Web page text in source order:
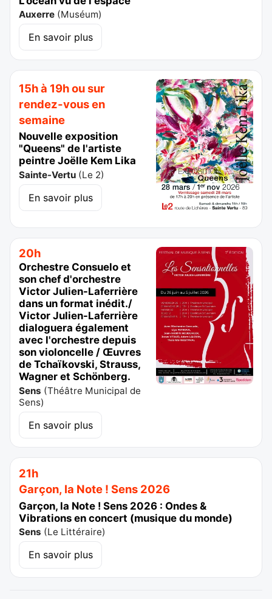
Auxerre (Muséum)
En savoir plus
15h à 19h ou sur
rendez-vous en
semaine
Nouvelle exposition
"Queens" de l'artiste
peintre Joëlle Kem Lika
Sainte-Vertu (Le 2)
En savoir plus
20h
Orchestre Consuelo et
son chef d'orchestre
Victor Julien-Laferrière
dans un format inédit./
Victor Julien-Laferrière
dialoguera également
avec l'orchestre depuis
son violoncelle / Œuvres
de Tchaïkovski, Strauss,
Wagner et Schönberg.
Sens (Théâtre Municipal de
Sens)
En savoir plus
21h
Garçon, la Note ! Sens 2026
Garçon, la Note ! Sens 2026 : Ondes &
Vibrations en concert (musique du monde)
Sens (Le Littéraire)
En savoir plus